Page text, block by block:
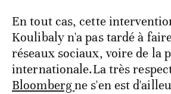
En tout cas, cette
Koulibaly n'a pas tardé à
réseaux sociaux, voire de la
internationale.La très
Bloombergne s'en est